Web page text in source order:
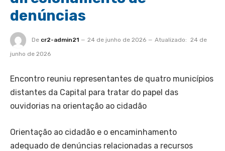
denúncias
De cr2-admin21 24 de junho de 2026 Atualizado: 24 de
junho de 2026
Encontro reuniu representantes de quatro municípios
distantes da Capital para tratar do papel das
ouvidorias na orientação ao cidadão
Orientação ao cidadão e o encaminhamento
adequado de denúncias relacionadas a recursos